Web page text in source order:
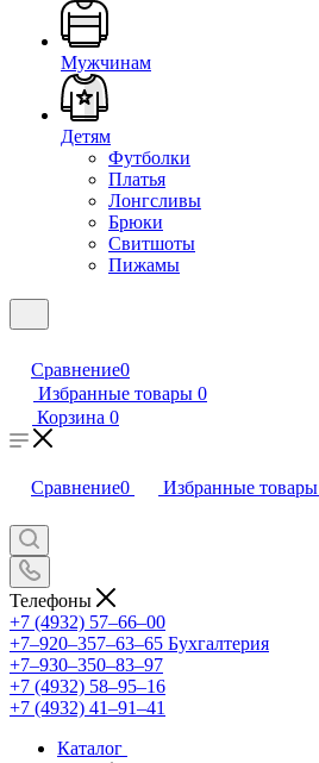
Мужчинам
Детям
Футболки
Платья
Лонгсливы
Брюки
Свитшоты
Пижамы
Сравнение0
Избранные товары 0
Корзина 0
Сравнение0 Избранные товары
Телефоны
+7 (4932) 57‒66‒00
+7‒920‒357‒63‒65 Бухгалтерия
+7‒930‒350‒83‒97
+7 (4932) 58‒95‒16
+7 (4932) 41‒91‒41
Каталог